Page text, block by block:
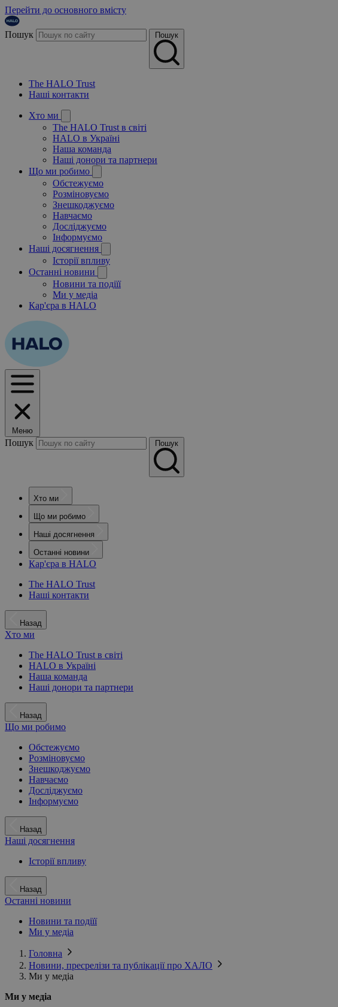
Перейти до основного вмісту
Пошук Пошук
The HALO Trust
Наші контакти
Хто ми
The HALO Trust в світі
HALO в Україні
Наша команда
Наші донори та партнери
Що ми робимо
Обстежуємо
Розміновуємо
Знешкоджуємо
Навчаємо
Досліджуємо
Інформуємо
Наші досягнення
Історії впливу
Останні новини
Новини та подіїї
Ми у медіа
Кар'єра в HALO
Меню
Пошук Пошук
Хто ми
Що ми робимо
Наші досягнення
Останні новини
Кар'єра в HALO
The HALO Trust
Наші контакти
Назад
Хто ми
The HALO Trust в світі
HALO в Україні
Наша команда
Наші донори та партнери
Назад
Що ми робимо
Обстежуємо
Розміновуємо
Знешкоджуємо
Навчаємо
Досліджуємо
Інформуємо
Назад
Наші досягнення
Історії впливу
Назад
Останні новини
Новини та подіїї
Ми у медіа
Головна
Новини, пресрелізи та публікації про ХАЛО
Ми у медіа
Ми у медіа